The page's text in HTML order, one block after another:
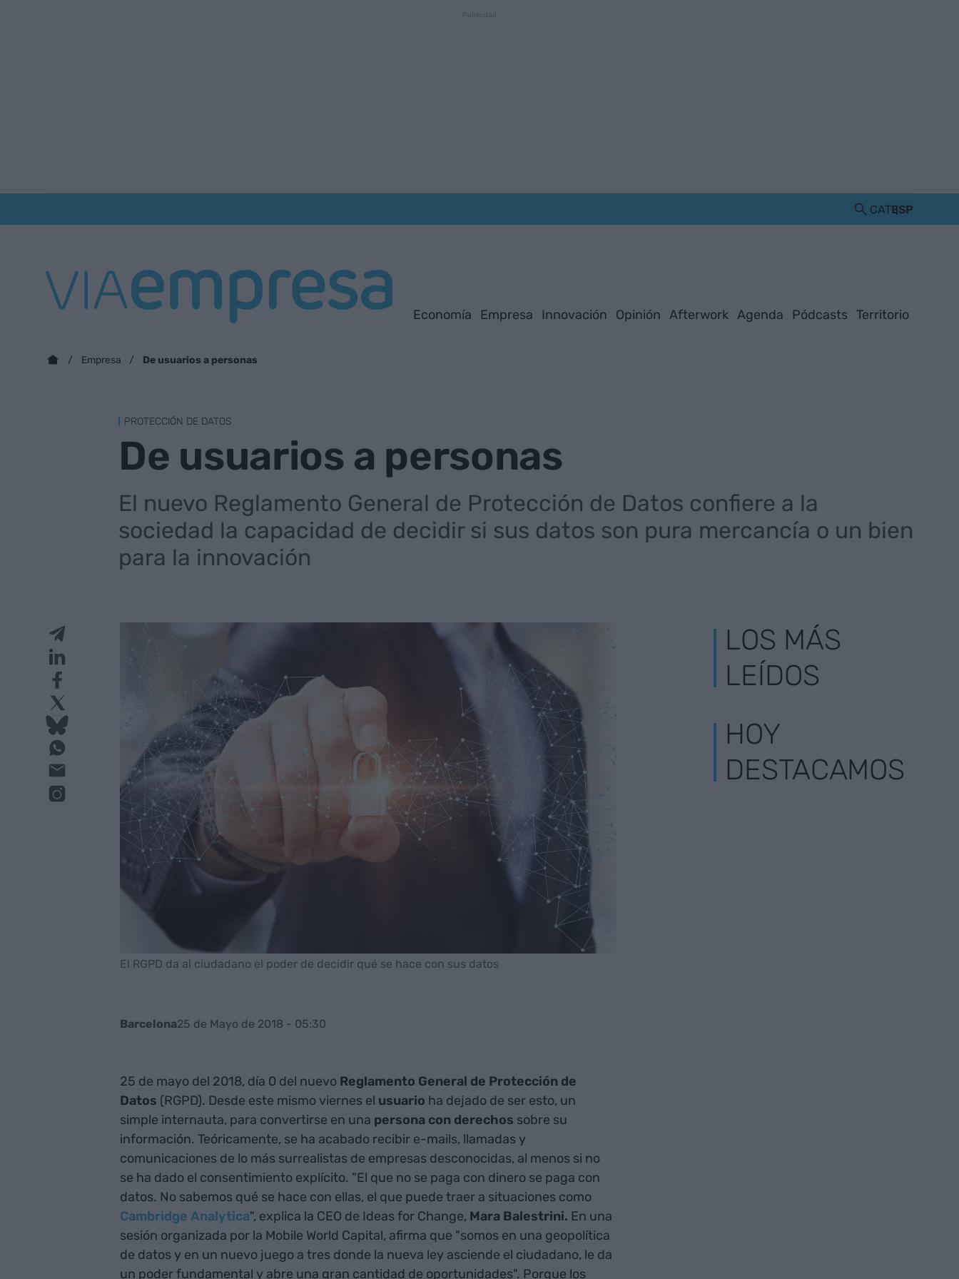
CATESP
Economía Empresa Innovación Opinión Afterwork Agenda Pódcasts Territorio
Empresa De usuarios a personas
PROTECCIÓN DE DATOS
De usuarios a personas
El nuevo Reglamento General de Protección de Datos confiere a la
sociedad la capacidad de decidir si sus datos son pura mercancía o un bien
para la innovación
El RGPD da al ciudadano el poder de decidir qué se hace con sus datos
Barcelona25 de Mayo de 2018 - 05:30
25 de mayo del 2018, día 0 del nuevo Reglamento General de Protección de
Datos (RGPD). Desde este mismo viernes el usuario ha dejado de ser esto, un
simple internauta, para convertirse en una persona con derechos sobre su
información. Teóricamente, se ha acabado recibir e-mails, llamadas y
comunicaciones de lo más surrealistas de empresas desconocidas, al menos si no
se ha dado el consentimiento explícito. "El que no se paga con dinero se paga con
datos. No sabemos qué se hace con ellas, el que puede traer a situaciones como
Cambridge Analytica", explica la CEO de Ideas for Change, Mara Balestrini. En una
sesión organizada por la Mobile World Capital, afirma que "somos en una geopolítica
de datos y en un nuevo juego a tres donde la nueva ley asciende el ciudadano, le da
un poder fundamental y abre una gran cantidad de oportunidades". Porque los
LOS MÁS
LEÍDOS
HOY
DESTACAMOS